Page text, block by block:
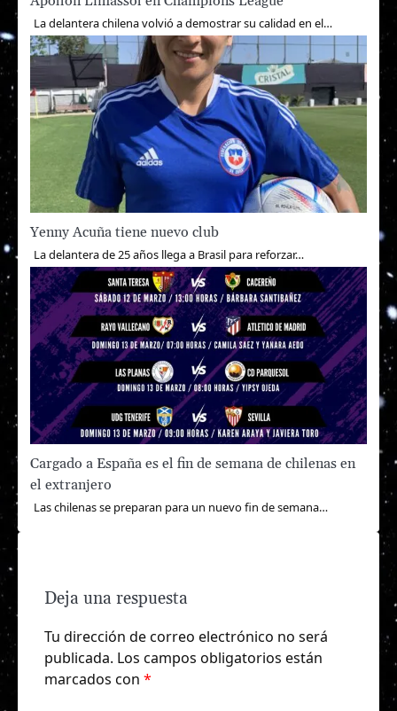
La delantera chilena volvió a demostrar su calidad en el…
Yenny Acuña tiene nuevo club
La delantera de 25 años llega a Brasil para reforzar…
Cargado a España es el fin de semana de chilenas en
el extranjero
Las chilenas se preparan para un nuevo fin de semana…
Deja una respuesta
Tu dirección de correo electrónico no será
publicada. Los campos obligatorios están
marcados con *